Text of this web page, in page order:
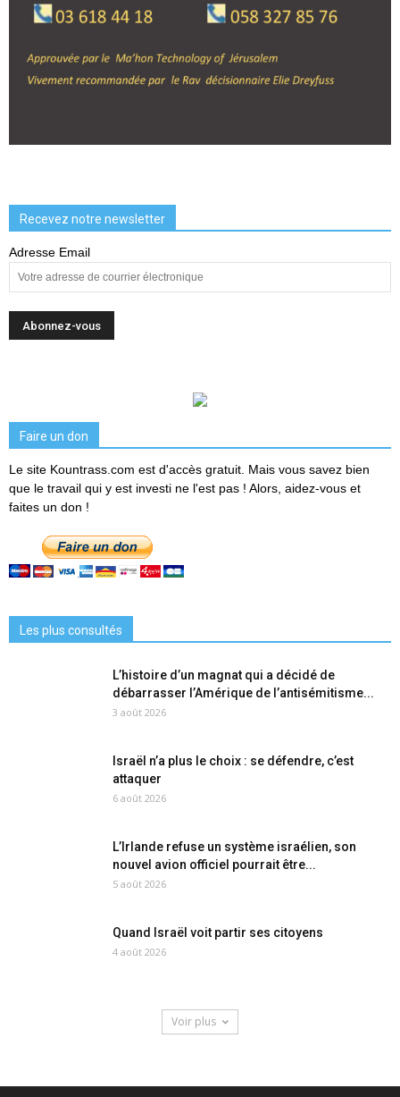
Recevez notre newsletter
Adresse Email
Faire un don
Le site Kountrass.com est d'accès gratuit. Mais vous savez bien
que le travail qui y est investi ne l'est pas ! Alors, aidez-vous et
faites un don !
Les plus consultés
L’histoire d’un magnat qui a décidé de
débarrasser l’Amérique de l’antisémitisme...
3 août 2026
Israël n’a plus le choix : se défendre, c’est
attaquer
6 août 2026
L’Irlande refuse un système israélien, son
nouvel avion officiel pourrait être...
5 août 2026
Quand Israël voit partir ses citoyens
4 août 2026
Voir plus